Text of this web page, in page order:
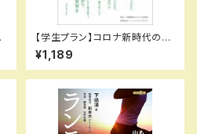
【学生プラン】コロナ新時代の生
き方教育プログラム教材
¥1,189